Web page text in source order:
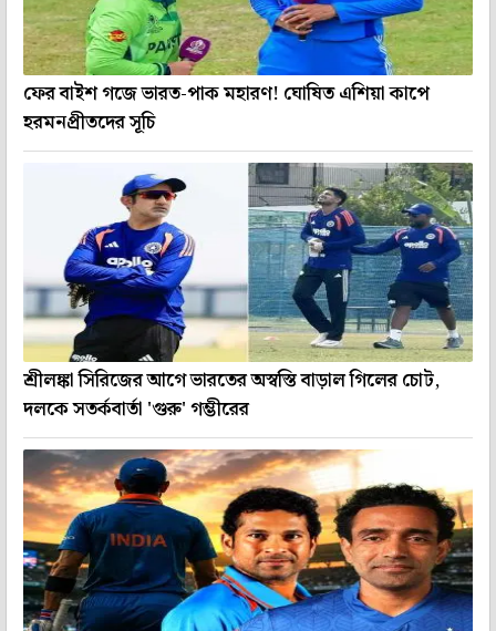
ফের বাইশ গজে ভারত-পাক মহারণ! ঘোষিত এশিয়া কাপে
হরমনপ্রীতদের সূচি
শ্রীলঙ্কা সিরিজের আগে ভারতের অস্বস্তি বাড়াল গিলের চোট,
দলকে সতর্কবার্তা 'গুরু' গম্ভীরের